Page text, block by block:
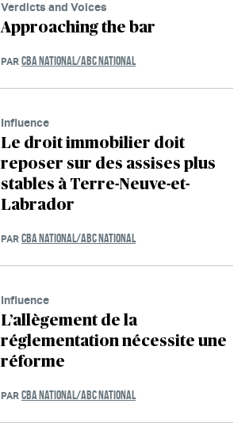
Verdicts and Voices
Approaching the bar
PAR CBA NATIONAL/ABC NATIONAL
Influence
Le droit immobilier doit
reposer sur des assises plus
stables à Terre-Neuve-et-
Labrador
PAR CBA NATIONAL/ABC NATIONAL
Influence
L’allègement de la
réglementation nécessite une
réforme
PAR CBA NATIONAL/ABC NATIONAL